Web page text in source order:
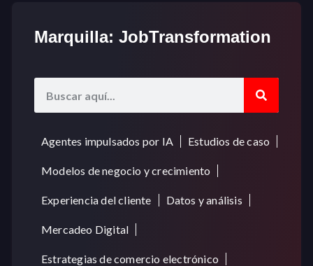
Marquilla: JobTransformation
Agentes impulsados por IA Estudios de caso
Modelos de negocio y crecimiento
Experiencia del cliente Datos y análisis
Mercadeo Digital
Estrategias de comercio electrónico